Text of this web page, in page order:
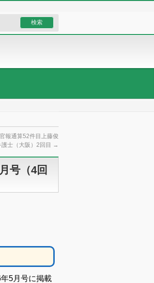
報通算52件目上藤俊
護士（大阪）2回目 →
号（4回
5月号に掲載